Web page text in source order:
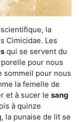
la
Cimicidae. Les
qui se servent du
pour nous
sommeil pour nous
la femelle de
et à sucer le sang
à quinze
la punaise de lit se